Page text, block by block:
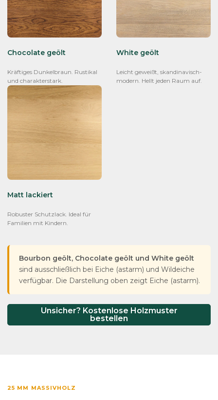
Chocolate geölt
Kräftiges Dunkelbraun. Rustikal
und charakterstark.
White geölt
Leicht geweißt, skandinavisch-
modern. Hellt jeden Raum auf.
Matt lackiert
Robuster Schutzlack. Ideal für
Familien mit Kindern.
Bourbon geölt, Chocolate geölt und White geölt
sind ausschließlich bei Eiche (astarm) und Wildeiche
verfügbar. Die Darstellung oben zeigt Eiche (astarm).
Unsicher? Kostenlose Holzmuster
bestellen
25 MM MASSIVHOLZ